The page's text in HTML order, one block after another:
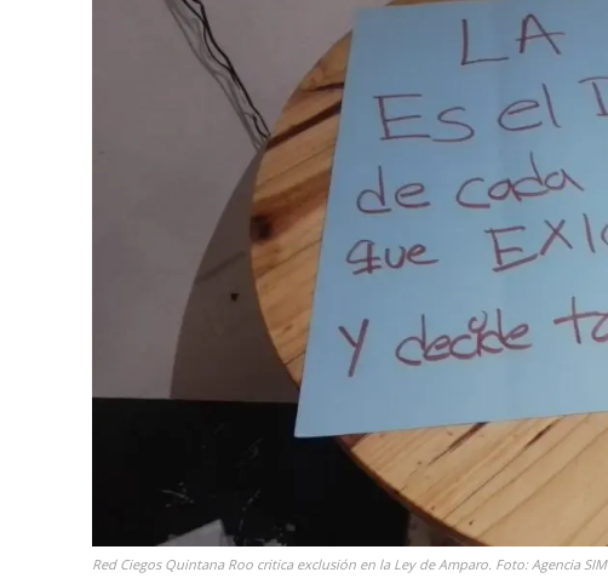
Red Ciegos Quintana Roo critica exclusión en la Ley de Amparo. Foto: Agencia SIM